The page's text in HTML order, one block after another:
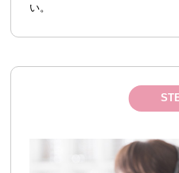
い。